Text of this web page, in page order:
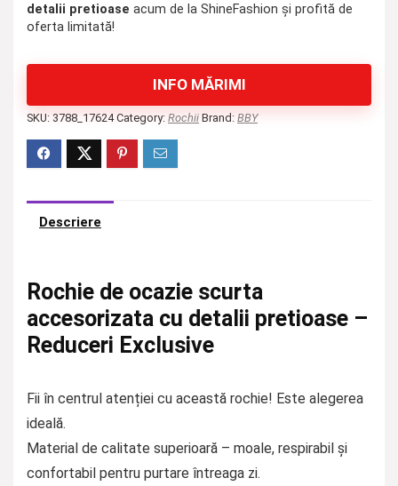
detalii pretioase acum de la ShineFashion și profită de
oferta limitată!
INFO MĂRIMI
SKU: 3788_17624 Category: Rochii Brand: BBY
Descriere
Rochie de ocazie scurta
accesorizata cu detalii pretioase –
Reduceri Exclusive
Fii în centrul atenției cu această rochie! Este alegerea
ideală.
Material de calitate superioară – moale, respirabil și
confortabil pentru purtare întreaga zi.